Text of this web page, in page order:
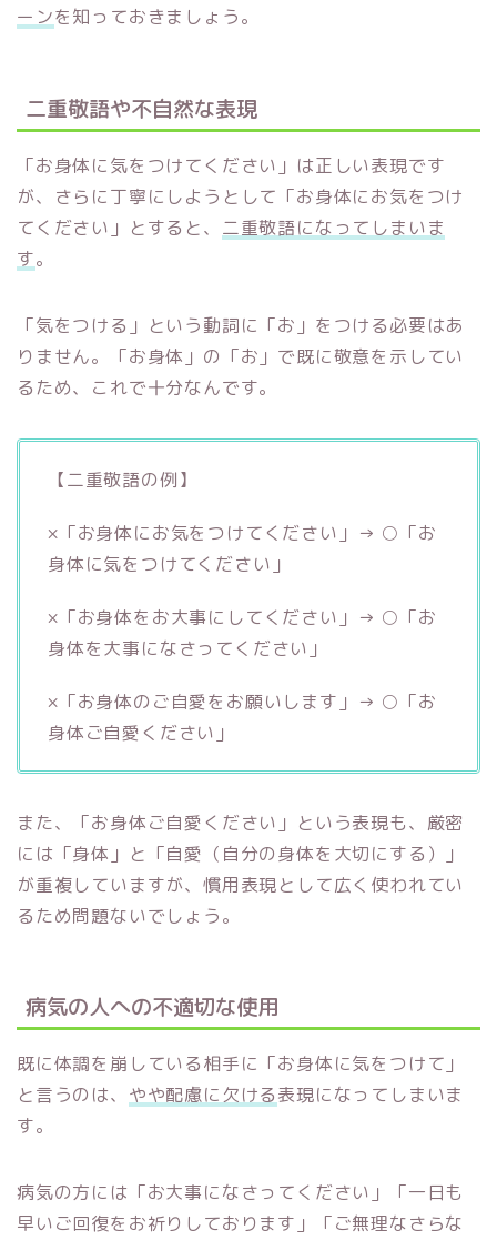
ーンを知っておきましょう。
二重敬語や不自然な表現
「お身体に気をつけてください」は正しい表現です
が、さらに丁寧にしようとして「お身体にお気をつけ
てください」とすると、 二重敬語になってしまいま
す。
「気をつける」という動詞に「お」をつける必要はあ
りません。「お身体」の「お」で既に敬意を示してい
るため、これで十分なんです。
【二重敬語の例】
×「お身体にお気をつけてください」→ ○「お
身体に気をつけてください」
×「お身体をお大事にしてください」→ ○「お
身体を大事になさってください」
×「お身体のご自愛をお願いします」→ ○「お
身体ご自愛ください」
また、「お身体ご自愛ください」という表現も、厳密
には「身体」と「自愛（自分の身体を大切にする）」
が重複していますが、慣用表現として広く使われてい
るため問題ないでしょう。
病気の人への不適切な使用
既に体調を崩している相手に「お身体に気をつけて」
と言うのは、 やや配慮に欠ける表現になってしまいま
す。
病気の方には「お大事になさってください」「一日も
早いご回復をお祈りしております」「ご無理なさらな